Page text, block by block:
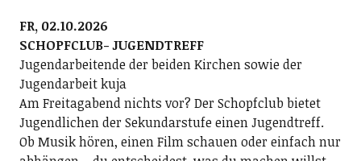
FR, 02.10.2026
SCHOPFCLUB- JUGENDTREFF
Jugendarbeitende der beiden Kirchen sowie der
Jugendarbeit kuja
Am Freitagabend nichts vor? Der Schopfclub bietet
Jugendlichen der Sekundarstufe einen Jugendtreff.
Ob Musik hören, einen Film schauen oder einfach nur